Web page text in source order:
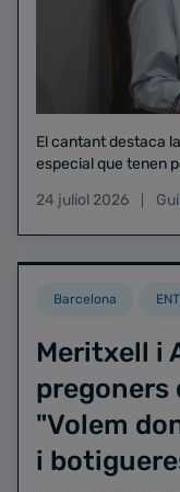
El cantant destaca
especial que tenen
24 juliol 2026
Barcelona
Meritxell i
pregoners
"Volem
i